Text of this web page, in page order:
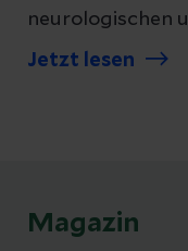
neurologischen
Erkrankungen
Jetzt lesen
Magazin